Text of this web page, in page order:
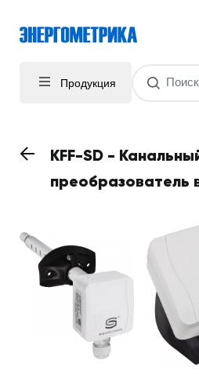
Продукция
KFF-SD -
преобразователь